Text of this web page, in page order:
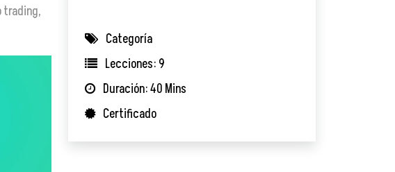
trading,
Categoría
Lecciones: 9
Duración: 40 Mins
Certificado